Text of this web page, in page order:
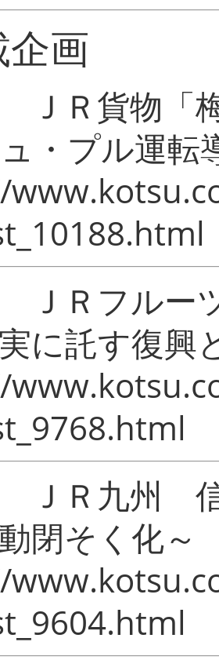
企画
ＪＲ貨物「
・プル運転
ＪＲフルー
に託す復興
ＪＲ九州 信
閉そく化～